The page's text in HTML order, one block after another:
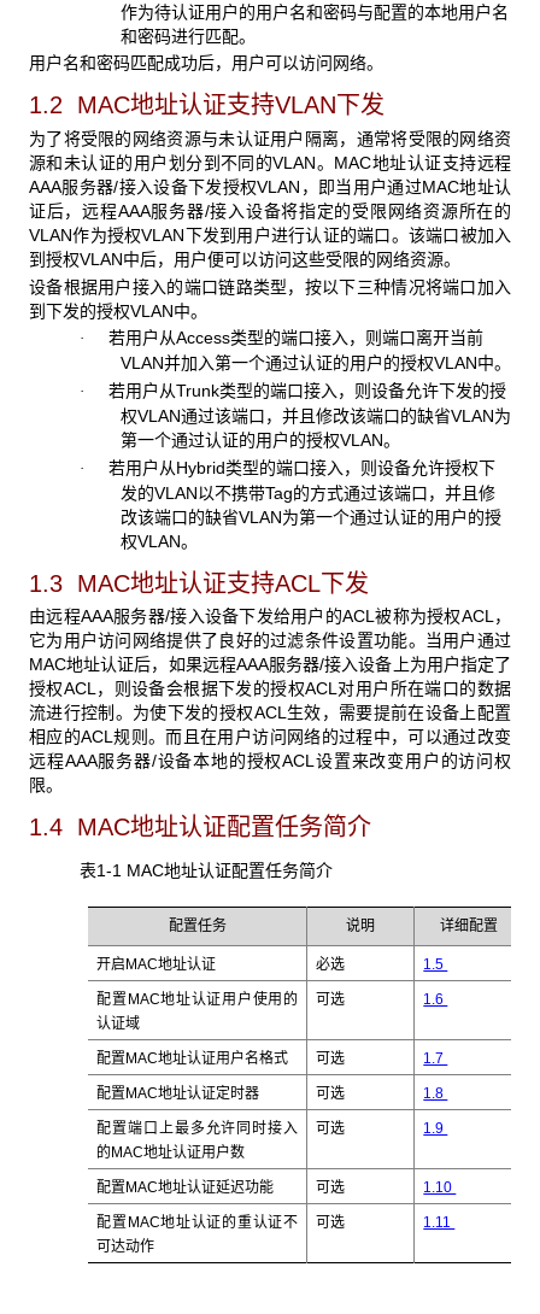
作为待认证用户的用户名和密码与配置的本地用户名
和密码进行匹配。
用户名和密码匹配成功后，用户可以访问网络。
1.2 MAC地址认证支持VLAN下发
为了将受限的网络资源与未认证用户隔离，通常将受限的网络资
源和未认证的用户划分到不同的VLAN。MAC地址认证支持远程
AAA服务器/接入设备下发授权VLAN，即当用户通过MAC地址认
证后，远程AAA服务器/接入设备将指定的受限网络资源所在的
VLAN作为授权VLAN下发到用户进行认证的端口。该端口被加入
到授权VLAN中后，用户便可以访问这些受限的网络资源。
设备根据用户接入的端口链路类型，按以下三种情况将端口加入
到下发的授权VLAN中。
· 若用户从Access类型的端口接入，则端口离开当前
VLAN并加入第一个通过认证的用户的授权VLAN中。
· 若用户从Trunk类型的端口接入，则设备允许下发的授
权VLAN通过该端口，并且修改该端口的缺省VLAN为
第一个通过认证的用户的授权VLAN。
· 若用户从Hybrid类型的端口接入，则设备允许授权下
发的VLAN以不携带Tag的方式通过该端口，并且修
改该端口的缺省VLAN为第一个通过认证的用户的授
权VLAN。
1.3 MAC地址认证支持ACL下发
由远程AAA服务器/接入设备下发给用户的ACL被称为授权ACL，
它为用户访问网络提供了良好的过滤条件设置功能。当用户通过
MAC地址认证后，如果远程AAA服务器/接入设备上为用户指定了
授权ACL，则设备会根据下发的授权ACL对用户所在端口的数据
流进行控制。为使下发的授权ACL生效，需要提前在设备上配置
相应的ACL规则。而且在用户访问网络的过程中，可以通过改变
远程AAA服务器/设备本地的授权ACL设置来改变用户的访问权
限。
1.4 MAC地址认证配置任务简介
表1-1 MAC地址认证配置任务简介
配置任务 说明 详细配置
开启MAC地址认证 必选 1.5
配置MAC地址认证用户使用的
认证域
可选 1.6
配置MAC地址认证用户名格式 可选 1.7
配置MAC地址认证定时器 可选 1.8
配置端口上最多允许同时接入
的MAC地址认证用户数
可选 1.9
配置MAC地址认证延迟功能 可选 1.10
配置MAC地址认证的重认证不
可达动作
可选 1.11